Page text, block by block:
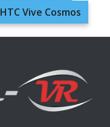
HTC Vive Cosmos